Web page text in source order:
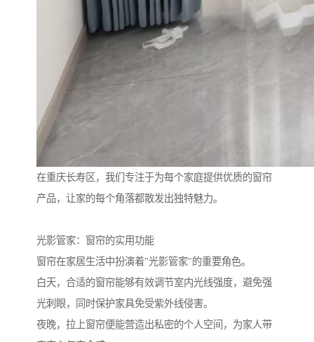
在重庆长寿区，我们专注于为每个家庭提供优质的窗帘
产品，让家的每个角落都散发出独特魅力。
光影管家：窗帘的实用功能
窗帘在家居生活中扮演着"光影管家"的重要角色。
白天，合适的窗帘能够有效调节室内光线强度，避免强
光刺眼，同时保护家具免受紫外线侵害。
夜晚，拉上窗帘便能营造出私密的个人空间，为家人带